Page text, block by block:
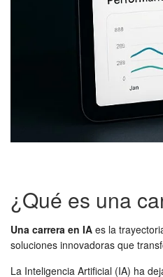
¿Qué es una
Una carrera en IA es la
soluciones innovadoras que
La Inteligencia Artificial (IA) ha